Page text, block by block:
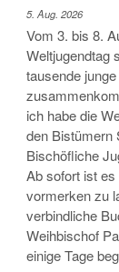
5. Aug. 2026
Vom 3. bis 8.
Weltjugendtag
tausende
ich habe die
den Bistümern
Bischöfliche
Ab sofort ist
vormerken zu
verbindliche
Weihbischof
einige Tage